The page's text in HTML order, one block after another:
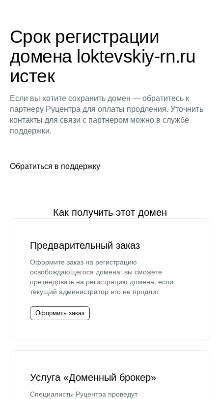
Срок регистрации
домена loktevskiy-rn.ru
истек
Если вы хотите сохранить домен — обратитесь к
партнеру Руцентра для оплаты продления. Уточнить
контакты для связи с партнером можно в службе
поддержки.
Обратиться в поддержку
Как получить этот домен
Предварительный заказ
Оформите заказ на регистрацию
освобождающегося домена: вы сможете
претендовать на регистрацию домена, если
текущий администратор его не продлит.
Оформить заказ
Услуга «Доменный брокер»
Специалисты Руцентра проведут